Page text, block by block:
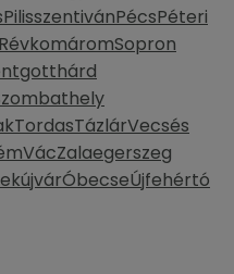
PilisszentivánPécsPéteri
RévkomáromSopron
TordasTázlárVecsés
VácZalaegerszeg
ÓbecseÚjfehértó